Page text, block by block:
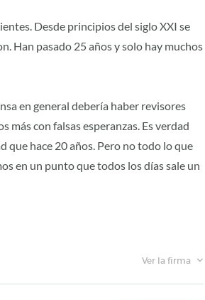
Desde principios del siglo XXI se
Han pasado 25 años y solo hay muchos
en general debería haber revisores
más con falsas esperanzas. Es verdad
que hace 20 años. Pero no todo lo que
en un punto que todos los días sale un
Ver la firma